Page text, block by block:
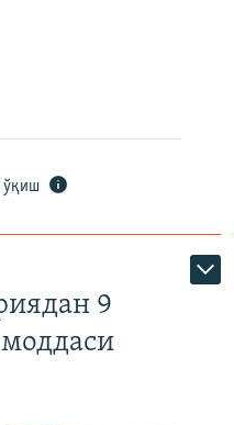
ўқиш
9